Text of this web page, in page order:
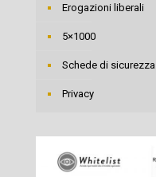
Erogazioni liberali
5×1000
Schede di sicurezza
Privacy